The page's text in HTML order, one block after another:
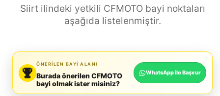
Siirt ilindeki yetkili CFMOTO bayi noktaları
aşağıda listelenmiştir.
ÖNERILEN BAYI ALANI
Burada önerilen CFMOTO
bayi olmak ister misiniz?
WhatsApp ile Başvur